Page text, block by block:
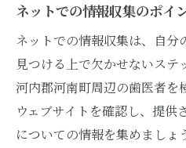
ネットでの情報収集のポイ
ネットでの情報収集は、自分
見つける上で欠かせないステ
河内郡河南町周辺の歯医者を
ウェブサイトを確認し、提供
についての情報を集めましょ